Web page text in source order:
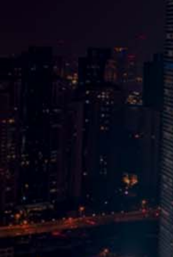
服務項目：汽機車借
借款、3C借款、鑽石
業區薪資借款...等
雲林當舖借錢服務在地
年，不管您在雲林哪個
皆可辦理！雲科當鋪服
包含：
虎尾、斗六、斗南、麥
背、二崙、西螺、莿桐
內、臺西、東勢、褒忠
長、土庫、大埤、古坑
湖、口湖、水林、北港...